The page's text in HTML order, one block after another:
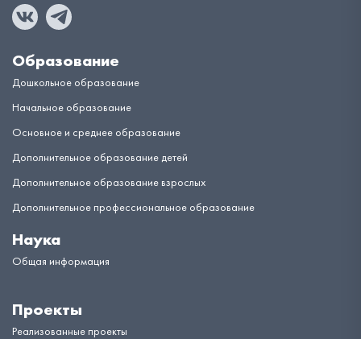
Образование
Дошкольное образование
Начальное образование
Основное и среднее образование
Дополнительное образование детей
Дополнительное образование взрослых
Дополнительное профессиональное образование
Наука
Общая информация
Проекты
Реализованные проекты